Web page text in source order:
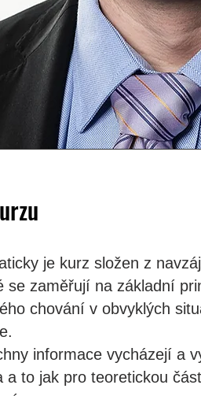
je kurz složen z
se zaměřují na základní
chování v obvyklých
informace vycházejí a
a to jak pro teoretickou